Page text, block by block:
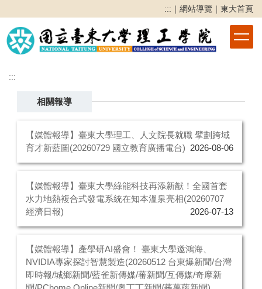
到
主
要
區
::: ｜ 網站導覽 ｜ 東大首頁
:::
相關報導
【媒體報導】臺東大學理工、人文院長就職 擘劃跨域
育才新藍圖(20260729 國立教育廣播電台)
2026-08-06
【媒體報導】臺東大學綠能科技再添新猷！全國首套
水力地熱複合式發電系統在知本溫泉亮相(20260707
經濟日報)
2026-07-13
【媒體報導】產學研AI盛會！ 臺東大學邀鴻海、
NVIDIA專家探討智慧製造(20260512 台東爆新聞/台灣
即時報/城鄉新聞/藍雀新傳媒/蕃新聞/互傳媒/奇摩新